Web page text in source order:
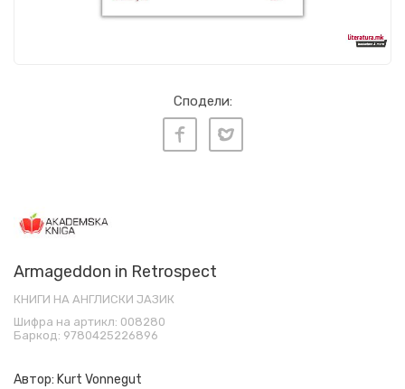
Сподели:
Armageddon in Retrospect
КНИГИ НА АНГЛИСКИ ЈАЗИК
Шифра на артикл: 008280
Баркод: 9780425226896
Автор: Kurt Vonnegut